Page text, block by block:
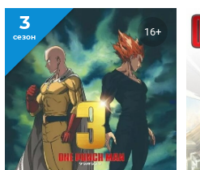
3
сезон 16+